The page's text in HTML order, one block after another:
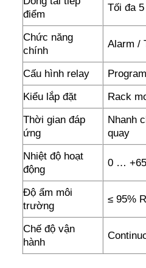
điểm
Tối đa 5
Chức năng
chính
Alarm /
Cấu hình relay
Kiểu lắp đặt
Rack
Thời gian đáp
ứng
Nhanh
quay
Nhiệt độ hoạt
động
0 …
Độ ẩm môi
trường
≤ 95%
Chế độ vận
hành